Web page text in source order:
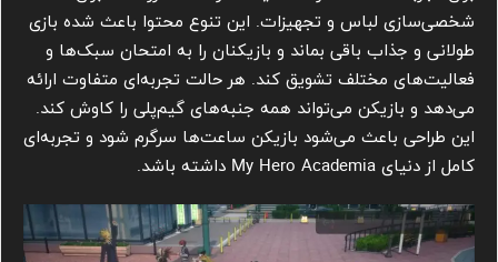
شخصی‌سازی لباس و تجهیزات. این تنوع محتوا باعث شده بازی
طولانی و جذاب باقی بماند و بازیکنان را به امتحان سبک‌ها و
فعالیت‌های مختلف تشویق کند. هر حالت تجربه‌ای متفاوت ارائه
می‌دهد و بازیکن می‌تواند همه جنبه‌های گیم‌پلی را کاوش کند.
این طراحی باعث می‌شود بازیکن ساعت‌ها سرگرم شود و تجربه‌ای
کامل از دنیای My Hero Academia داشته باشد.